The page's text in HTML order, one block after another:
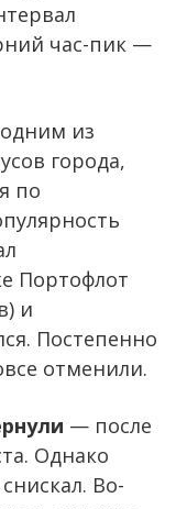
час-пик —
из
города,
по
Портофлот
и
Постепенно
отменили.
— после
Однако
Во-